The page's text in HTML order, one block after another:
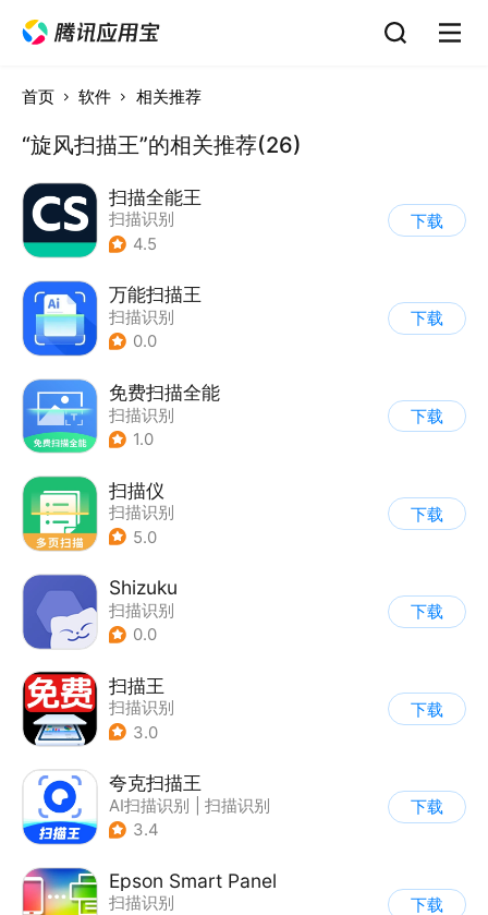
首页 软件 相关推荐
“旋风扫描王”的相关推荐(26)
扫描全能王
扫描识别
4.5
下载
万能扫描王
扫描识别
0.0
下载
免费扫描全能
扫描识别
1.0
下载
扫描仪
扫描识别
5.0
下载
Shizuku
扫描识别
0.0
下载
扫描王
扫描识别
3.0
下载
夸克扫描王
AI扫描识别
扫描识别
3.4
下载
Epson Smart Panel
扫描识别
下载